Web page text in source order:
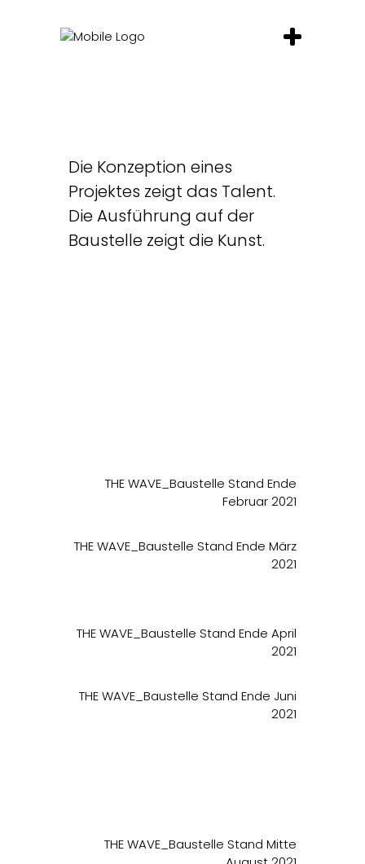
Die Konzeption eines
Projektes zeigt das Talent.
Die Ausführung auf der
Baustelle zeigt die Kunst.
THE WAVE_Baustelle Stand Ende
Februar 2021
THE WAVE_Baustelle Stand Ende März
2021
THE WAVE_Baustelle Stand Ende April
2021
THE WAVE_Baustelle Stand Ende Juni
2021
THE WAVE_Baustelle Stand Mitte